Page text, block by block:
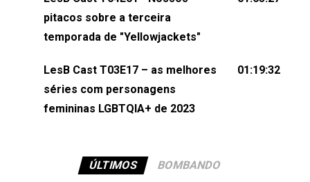
(⁠⁠⁠⁠@brunarfentanes⁠⁠⁠⁠) e Pollyelly FlorêncioEdição de
Naiady Machado
pitacos sobre a terceira
temporada de "Yellowjackets"
LesB Cast T03E17 – as melhores
séries com personagens
femininas LGBTQIA+ de 2023
01:19:32
ÚLTIMOS BOMBANDO